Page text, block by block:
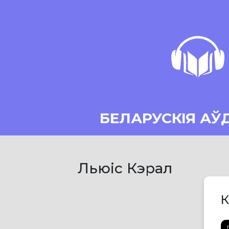
БЕЛАРУСКІЯ
Льюіс Кэрал